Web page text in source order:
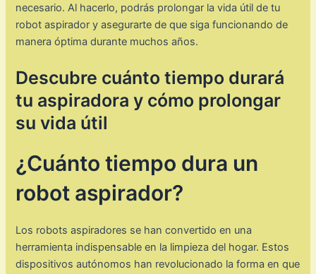
necesario. Al hacerlo, podrás prolongar la vida útil de tu
robot aspirador y asegurarte de que siga funcionando de
manera óptima durante muchos años.
Descubre cuánto tiempo durará
tu aspiradora y cómo prolongar
su vida útil
¿Cuánto tiempo dura un
robot aspirador?
Los robots aspiradores se han convertido en una
herramienta indispensable en la limpieza del hogar. Estos
dispositivos autónomos han revolucionado la forma en que